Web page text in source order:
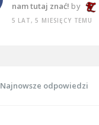
nam tutaj znać! by
5 LAT, 5 MIESIĘCY TEMU
Najnowsze odpowiedzi